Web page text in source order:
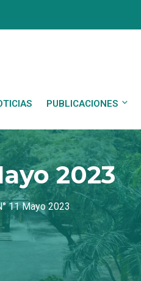
PUBLICACIONES
2023
11 Mayo 2023